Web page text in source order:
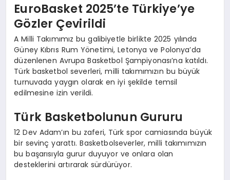
EuroBasket 2025’te Türkiye’ye
Gözler Çevirildi
A Milli Takımımız bu galibiyetle birlikte 2025 yılında
Güney Kıbrıs Rum Yönetimi, Letonya ve Polonya’da
düzenlenen Avrupa Basketbol Şampiyonası’na katıldı.
Türk basketbol severleri, milli takımımızın bu büyük
turnuvada yaygın olarak en iyi şekilde temsil
edilmesine izin verildi.
Türk Basketbolunun Gururu
12 Dev Adam’ın bu zaferi, Türk spor camiasında büyük
bir sevinç yarattı. Basketbolseverler, milli takımımızın
bu başarısıyla gurur duyuyor ve onlara olan
desteklerini artırarak sürdürüyor.